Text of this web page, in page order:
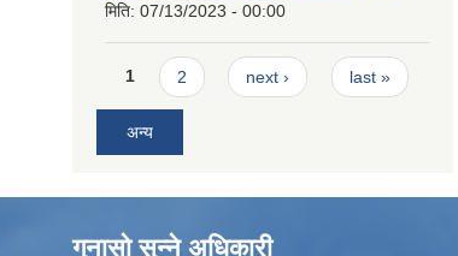
मिति: 07/13/2023 - 00:00
Pages
1 2 next › last »
अन्य
गुनासो सुन्ने अधिकारी